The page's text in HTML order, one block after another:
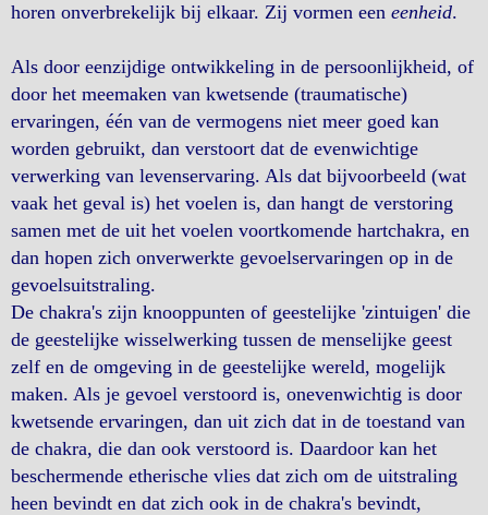
horen onverbrekelijk bij elkaar. Zij vormen een eenheid.
Als door eenzijdige ontwikkeling in de persoonlijkheid, of
door het meemaken van kwetsende (traumatische)
ervaringen, één van de vermogens niet meer goed kan
worden gebruikt, dan verstoort dat de evenwichtige
verwerking van levenservaring. Als dat bijvoorbeeld (wat
vaak het geval is) het voelen is, dan hangt de verstoring
samen met de uit het voelen voortkomende hartchakra, en
dan hopen zich onverwerkte gevoelservaringen op in de
gevoelsuitstraling.
De chakra's zijn knooppunten of geestelijke 'zintuigen' die
de geestelijke wisselwerking tussen de menselijke geest
zelf en de omgeving in de geestelijke wereld, mogelijk
maken. Als je gevoel verstoord is, onevenwichtig is door
kwetsende ervaringen, dan uit zich dat in de toestand van
de chakra, die dan ook verstoord is. Daardoor kan het
beschermende etherische vlies dat zich om de uitstraling
heen bevindt en dat zich ook in de chakra's bevindt,